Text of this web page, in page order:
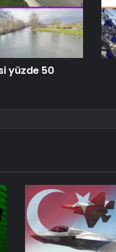
yüzde 50